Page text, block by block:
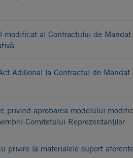
modificat al Contractului de
Adițional la Contractul de
privind aprobarea modelului
Comitetului Reprezentanților
privire la materialele suport